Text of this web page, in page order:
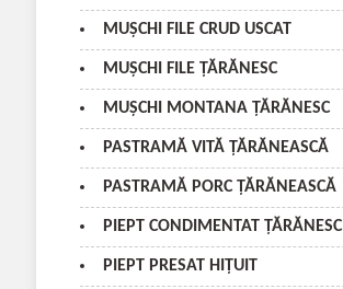
MUŞCHI FILE CRUD USCAT
MUŞCHI FILE ŢĂRĂNESC
MUŞCHI MONTANA ŢĂRĂNESC
PASTRAMĂ VITĂ ŢĂRĂNEASCĂ
PASTRAMĂ PORC ŢĂRĂNEASCĂ
PIEPT CONDIMENTAT ŢĂRĂNESC
PIEPT PRESAT HIŢUIT